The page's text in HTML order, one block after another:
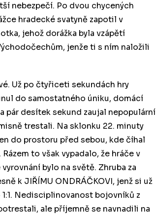
nebezpečí. Po dvou chycených
hradecké svatyně zapotil v
jehož dorážka byla vzápětí
jenže ti s ním naložili
Už po čtyřiceti sekundách hry
do samostatného úniku, domácí
pár desítek sekund zaujal nepopulární
trestali. Na sklonku 22. minuty
do prostoru před sebou, kde číhal
to však vypadalo, že hráče v
bylo na světě. Zhruba za
k JIŘÍMU ONDRÁČKOVI, jenž si už
Nedisciplinovanost bojovníků z
ale příjemně se navnadili na